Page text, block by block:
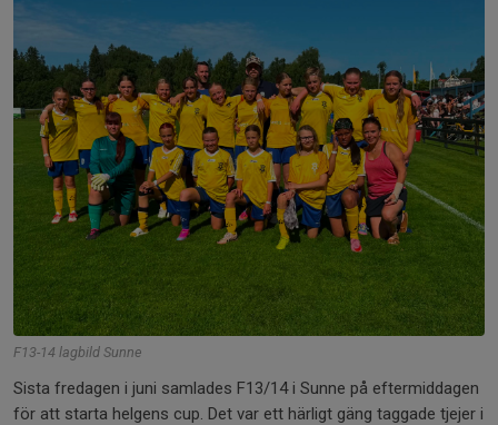
F13-14 lagbild Sunne
Sista fredagen i juni samlades F13/14 i Sunne på eftermiddagen
för att starta helgens cup. Det var ett härligt gäng taggade tjejer i